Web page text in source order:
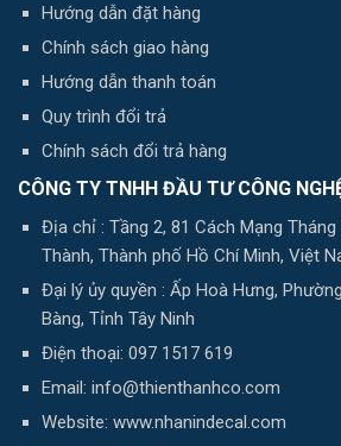
Hướng dẫn đặt hàng
Chính sách giao hàng
Hướng dẫn thanh toán
Quy trình đổi trả
Chính sách đổi trả hàng
CÔNG TY TNHH ĐẦU TƯ CÔNG
Địa chỉ : Tầng 2, 81 Cách Mạng Tháng
Thành, Thành phố Hồ Chí Minh, Việt
Đại lý ủy quyền : Ấp Hoà Hưng,
Bàng, Tỉnh Tây Ninh
Điện thoại: 097 1517 619
Email: info@thienthanhco.com
Website: www.nhanindecal.com